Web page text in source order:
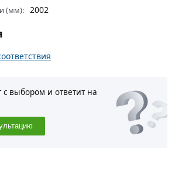
(мм): 2002
с выбором и ответит на